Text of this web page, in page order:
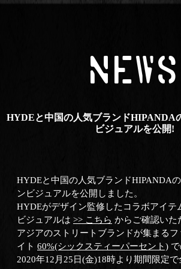
NEWS
HYDEと中国の人気ブランドHIPANDA
ビジュアルを公開!
HYDEと中国の人気ブランドHIPANDA
ンビジュアルを公開しました。
HYDEがデザイン監修したコラボアイテ
ビジュアルは >> こちら からご確認いた
アジアのストリートブランドが集まる
イト 60%(シックスティーパーセント)
2020年12月25日(金)18時より期間限定